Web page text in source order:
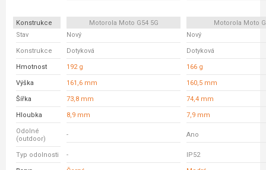
Konstrukce Motorola Moto G54 5G
Motorola Moto
Stav
Nový Nový
Konstrukce Dotyková Dotyková
Hmotnost 192 g 166 g
Výška 161,6 mm 160,5 mm
Šířka 73,8 mm 74,4 mm
Hloubka 8,9 mm 7,9 mm
Odolné
(outdoor)
- Ano
Typ odolnosti - IP52